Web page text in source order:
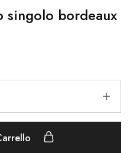
singolo bordeaux